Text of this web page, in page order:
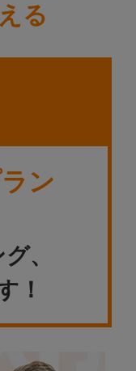
る
ン
、
！